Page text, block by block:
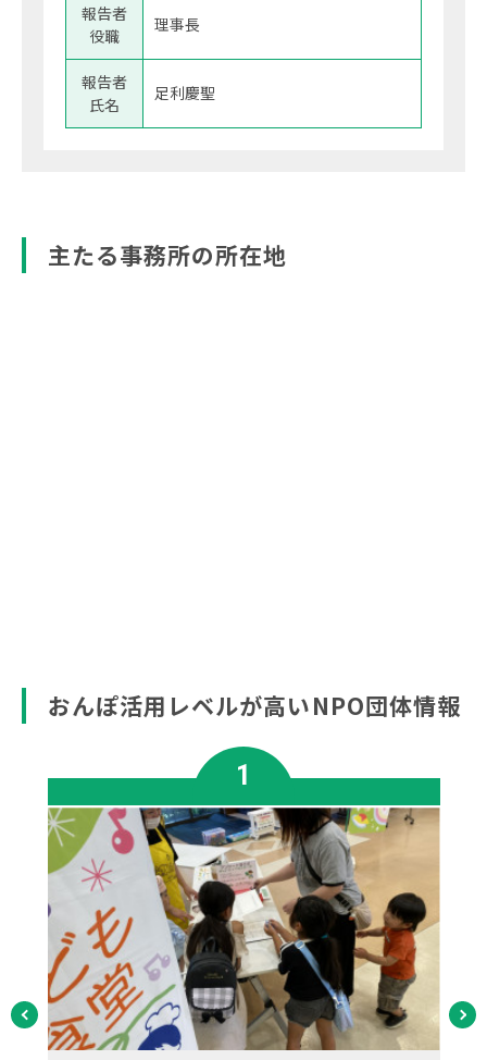
報告者
役職
理事長
報告者
氏名
足利慶聖
主たる事務所の所在地
おんぽ活用レベルが高いNPO団体情報
1